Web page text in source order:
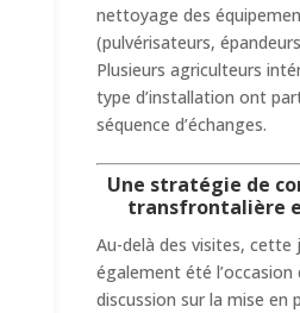
nettoyage des
(pulvérisateurs,
Plusieurs agriculteurs
type d’installation ont
séquence d’échanges.
Une stratégie de
transfrontalière
Au-delà des visites, cette
également été l’occasion
discussion sur la mise en